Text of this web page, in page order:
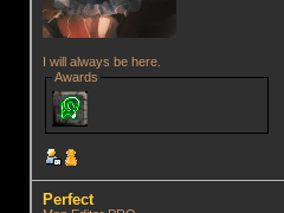
I will always be here.
Awards
Perfect